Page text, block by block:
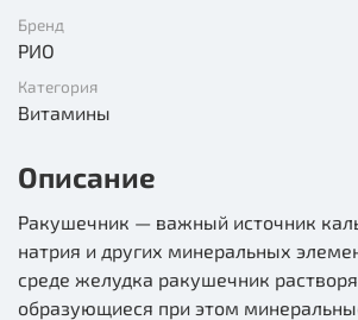
Бренд
РИО
Категория
Витамины
Описание
Ракушечник — важный источник
натрия и других минеральных
среде желудка ракушечник
образующиеся при этом